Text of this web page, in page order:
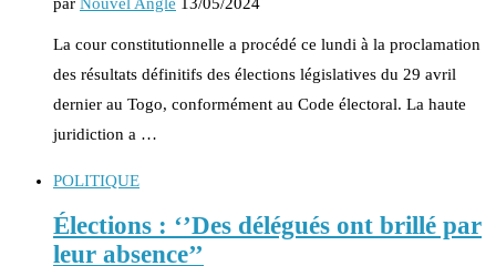
La cour constitutionnelle a procédé ce lundi à la proclamation
des résultats définitifs des élections législatives du 29 avril
dernier au Togo, conformément au Code électoral. La haute
juridiction a …
POLITIQUE
Élections : ‘’Des délégués ont brillé par
leur absence’’